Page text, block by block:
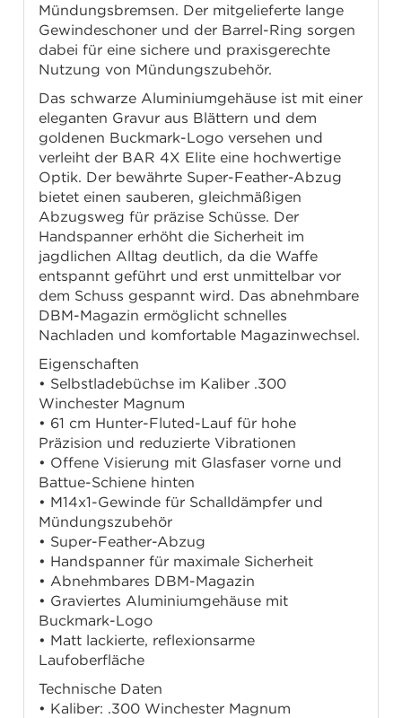
Mündungsbremsen. Der mitgelieferte lange
Gewindeschoner und der Barrel-Ring sorgen
dabei für eine sichere und praxisgerechte
Nutzung von Mündungszubehör.
Das schwarze Aluminiumgehäuse ist mit einer
eleganten Gravur aus Blättern und dem
goldenen Buckmark-Logo versehen und
verleiht der BAR 4X Elite eine hochwertige
Optik. Der bewährte Super-Feather-Abzug
bietet einen sauberen, gleichmäßigen
Abzugsweg für präzise Schüsse. Der
Handspanner erhöht die Sicherheit im
jagdlichen Alltag deutlich, da die Waffe
entspannt geführt und erst unmittelbar vor
dem Schuss gespannt wird. Das abnehmbare
DBM-Magazin ermöglicht schnelles
Nachladen und komfortable Magazinwechsel.
Eigenschaften
• Selbstladebüchse im Kaliber .300
Winchester Magnum
• 61 cm Hunter-Fluted-Lauf für hohe
Präzision und reduzierte Vibrationen
• Offene Visierung mit Glasfaser vorne und
Battue-Schiene hinten
• M14x1-Gewinde für Schalldämpfer und
Mündungszubehör
• Super-Feather-Abzug
• Handspanner für maximale Sicherheit
• Abnehmbares DBM-Magazin
• Graviertes Aluminiumgehäuse mit
Buckmark-Logo
• Matt lackierte, reflexionsarme
Laufoberfläche
Technische Daten
• Kaliber: .300 Winchester Magnum